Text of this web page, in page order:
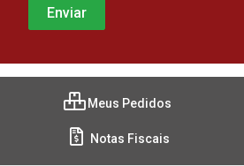
Meus Pedidos
Notas Fiscais